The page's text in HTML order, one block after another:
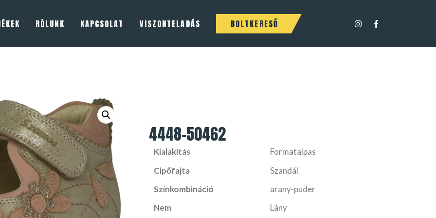
RÓLUNK KAPCSOLAT VISZONTELADÁS BOLTKERESŐ
4448-50462
Kialakítás
Formatalpas
Cipőfajta
Szandál
Színkombináció
arany-puder
Nem
Lány